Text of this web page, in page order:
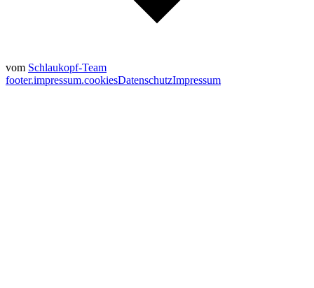
vom Schlaukopf-Team
footer.impressum.cookiesDatenschutzImpressum